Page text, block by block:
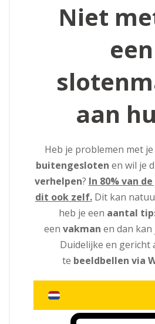
Niet
een
aan
Heb je problemen met je
buitengesloten en wil je
verhelpen? In 80% van
dit ook zelf.Dit kan
heb je een aantal
een vakman en dan kan
Duidelijke en gericht
te beeldbellen via